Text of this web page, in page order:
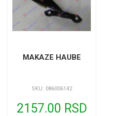
MAKAZE HAUBE
SKU: 086006142
2157.00 RSD